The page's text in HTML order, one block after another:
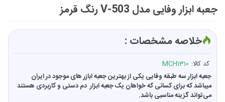
جعبه ابزار وفایی مدل V-503 رنگ قرمز
خلاصه مشخصات :
کد کالا: MCH1310
جعبه ابزار سه طبقه وفایی یکی از بهترین جعبه ابازر های موجود در ایران
میباشد که برای کسانی که خواهان یک جعبه ابزار دم دستی و کاربردی هستند
می‌تواند گزینه مناسبی باشد.